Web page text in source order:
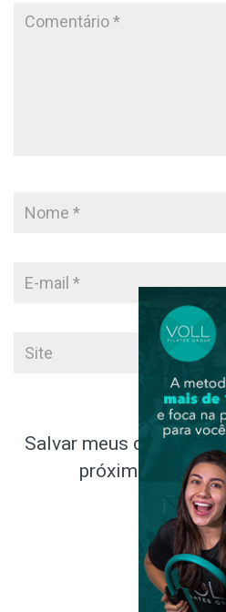
Salvar meus dados
próxima vez que